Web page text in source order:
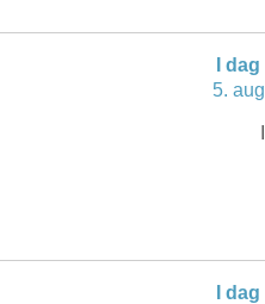
I dag
5. aug
I dag